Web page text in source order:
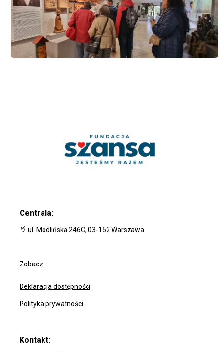
Centrala:
ul. Modlińska 246C, 03-152 Warszawa
Zobacz:
Deklaracja dostępności
Polityka prywatności
Kontakt: